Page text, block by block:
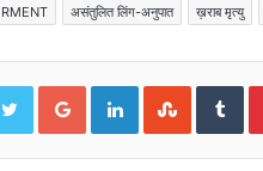
असंतुलित लिंग-अनुपात ख़राब मृत्यु
TwitterGoogle+LinkedIn